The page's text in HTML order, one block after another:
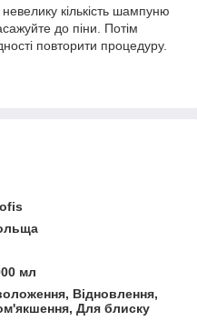
невелику кількість шампуню
до піни. Потім
повторити процедуру.
мл
Відновлення,
Для блиску